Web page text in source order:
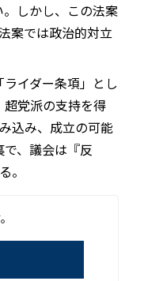
しかし、この法案
案では政治的対立
イダー条項」とし
党派の支持を得
込み、成立の可能
、議会は『反
。